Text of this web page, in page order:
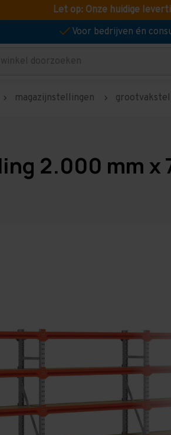
Let op: Onze huidige
Voor bedrijven én
magazijnstellingen
2.000 mm x